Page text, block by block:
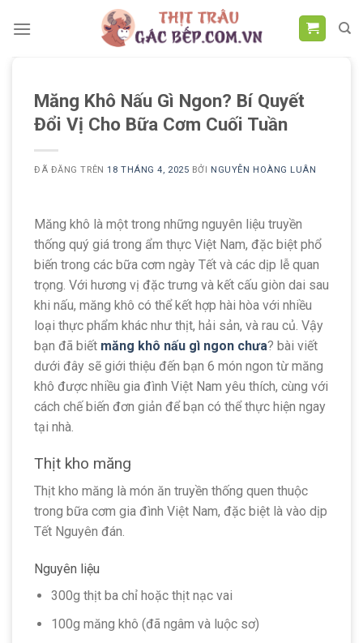
đến
Măng Khô Nấu Gì Ngon? Bí Quyết
Đổi Vị Cho Bữa Cơm Cuối Tuần
ĐÃ ĐĂNG TRÊN18 THÁNG 4, 2025 BỞI NGUYỄN HOÀNG LUÂN
Măng khô là một trong những nguyên liệu truyền
thống quý giá trong ẩm thực Việt Nam, đặc biệt phổ
biến trong các bữa cơm ngày Tết và các dịp lễ quan
trọng. Với hương vị đặc trưng và kết cấu giòn dai sau
khi nấu, măng khô có thể kết hợp hài hòa với nhiều
loại thực phẩm khác như thịt, hải sản, và rau củ. Vậy
bạn đã biết măng khô nấu gì ngon chưa? bài viết
dưới đây sẽ giới thiệu đến bạn 6 món ngon từ măng
khô được nhiều gia đình Việt Nam yêu thích, cùng với
cách chế biến đơn giản để bạn có thể thực hiện ngay
tại nhà.
Thịt kho măng
Thịt kho măng là món ăn truyền thống quen thuộc
trong bữa cơm gia đình Việt Nam, đặc biệt là vào dịp
Tết Nguyên đán.
Nguyên liệu
300g thịt ba chỉ hoặc thịt nạc vai
100g măng khô (đã ngâm và luộc sơ)